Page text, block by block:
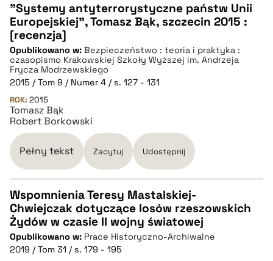
CZYSTY TEKST
pobierz cytat
BIBTEX
pobierz cytat
"Systemy antyterrorystyczne państw Unii
Europejskiej", Tomasz Bąk, szczecin 2015 :
[recenzja]
Opublikowano w: Bezpieczeństwo : teoria i praktyka :
czasopismo Krakowskiej Szkoły Wyższej im. Andrzeja
Frycza Modrzewskiego
2015 / Tom 9 / Numer 4 / s. 127 - 131
ROK: 2015
Tomasz Bąk
Robert Borkowski
Pełny tekst Zacytuj Udostępnij
CZYSTY TEKST
pobierz cytat
Wspomnienia Teresy Mastalskiej-
Chwiejczak dotyczące losów rzeszowskich
Żydów w czasie II wojny światowej
Opublikowano w: Prace Historyczno-Archiwalne
2019 / Tom 31 / s. 179 - 195